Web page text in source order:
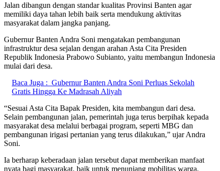
Jalan dibangun dengan standar kualitas Provinsi Banten agar
memiliki daya tahan lebih baik serta mendukung aktivitas
masyarakat dalam jangka panjang.
Gubernur Banten Andra Soni mengatakan pembangunan
infrastruktur desa sejalan dengan arahan Asta Cita Presiden
Republik Indonesia Prabowo Subianto, yaitu membangun Indonesia
mulai dari desa.
Baca Juga : Gubernur Banten Andra Soni Perluas Sekolah
Gratis Hingga Ke Madrasah Aliyah
“Sesuai Asta Cita Bapak Presiden, kita membangun dari desa.
Selain pembangunan jalan, pemerintah juga terus berpihak kepada
masyarakat desa melalui berbagai program, seperti MBG dan
pembangunan irigasi pertanian yang terus dilakukan,” ujar Andra
Soni.
Ia berharap keberadaan jalan tersebut dapat memberikan manfaat
nyata bagi masyarakat, baik untuk menunjang mobilitas warga,